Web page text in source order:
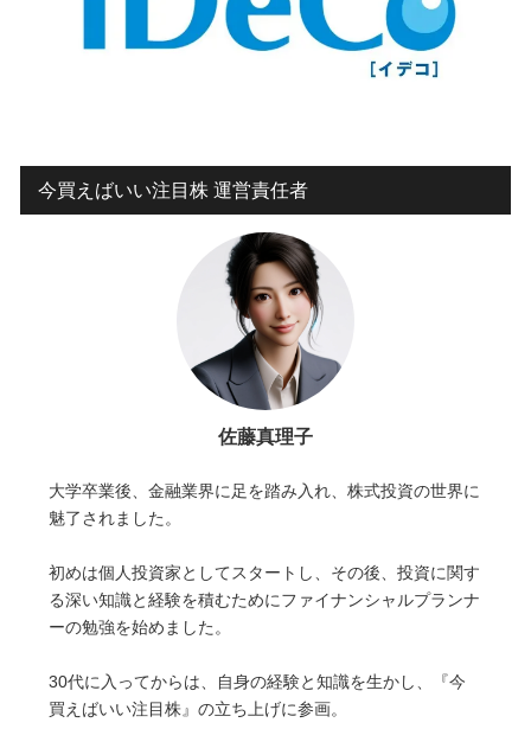
今買えばいい注目株 運営責任者
佐藤真理子
大学卒業後、金融業界に足を踏み入れ、株式投資の世界に
魅了されました。
初めは個人投資家としてスタートし、その後、投資に関す
る深い知識と経験を積むためにファイナンシャルプランナ
ーの勉強を始めました。
30代に入ってからは、自身の経験と知識を生かし、『今
買えばいい注目株』の立ち上げに参画。